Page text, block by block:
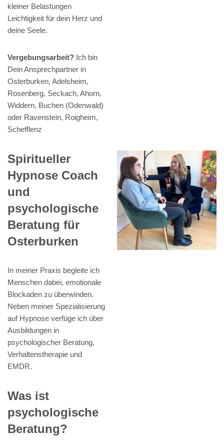
kleiner Belastungen
Leichtigkeit für dein Herz und
deine Seele.
Vergebungsarbeit? Ich bin
Dein Ansprechpartner in
Osterburken, Adelsheim,
Rosenberg, Seckach, Ahorn,
Widdern, Buchen (Odenwald)
oder Ravenstein, Roigheim,
Schefflenz
Spiritueller
Hypnose Coach
und
psychologische
Beratung für
Osterburken
In meiner Praxis begleite ich
Menschen dabei, emotionale
Blockaden zu überwinden.
Neben meiner Spezialisierung
auf Hypnose verfüge ich über
Ausbildungen in
psychologischer Beratung,
Verhaltenstherapie und
EMDR.
Was ist
psychologische
Beratung?